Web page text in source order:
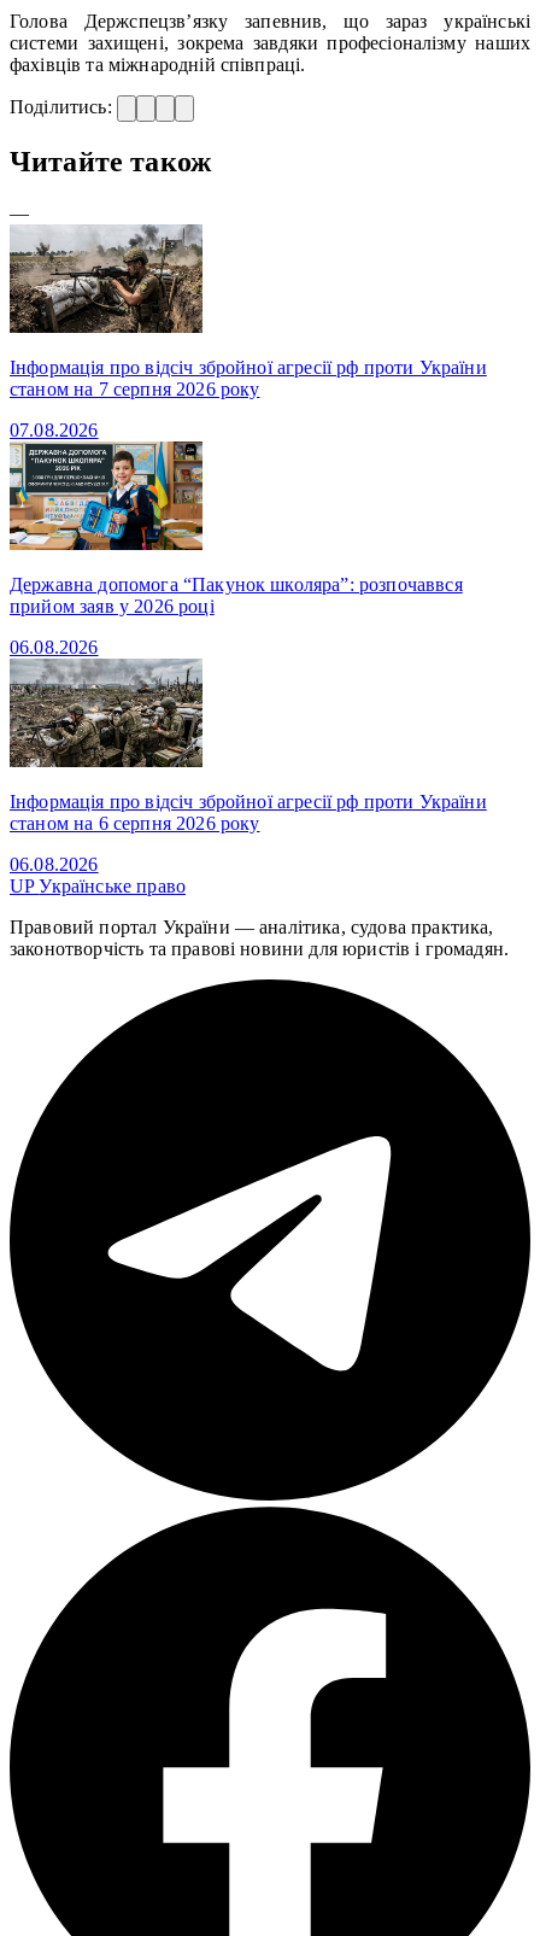
Голова Держспецзв’язку запевнив, що зараз українські
системи захищені, зокрема завдяки професіоналізму наших
фахівців та міжнародній співпраці.
Поділитись:
Читайте також
—
Інформація про відсіч збройної агресії рф проти України
станом на 7 серпня 2026 року
07.08.2026
Державна допомога “Пакунок школяра”: розпочаввся
прийом заяв у 2026 році
06.08.2026
Інформація про відсіч збройної агресії рф проти України
станом на 6 серпня 2026 року
06.08.2026
UPУкраїнське право
Правовий портал України — аналітика, судова практика,
законотворчість та правові новини для юристів і громадян.